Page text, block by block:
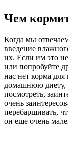
Чем
Когда мы
введение
их. Если им это
или попробуйте
нас нет корма
домашнюю диету,
посмотреть,
очень
перебарщивать,
он еще очень